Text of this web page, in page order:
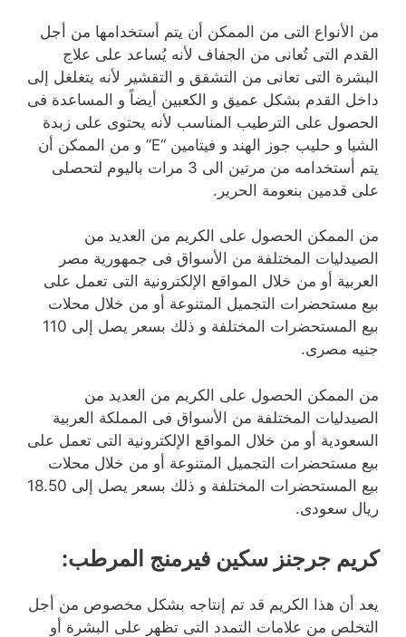
من الأنواع التى من الممكن أن يتم أستخدامها من أجل
القدم التى تُعانى من الجفاف لأنه يُساعد على علاج
البشرة التى تعانى من التشقق و التقشير لأنه يتغلغل إلى
داخل القدم بشكل عميق و الكعبين أيضاً و المساعدة فى
الحصول على الترطيب المناسب لأنه يحتوى على زبدة
الشيا و حليب جوز الهند و فيتامين “E” و من الممكن أن
يتم أستخدامه من مرتين الى 3 مرات باليوم لتحصلى
على قدمين بنعومة الحرير.
من الممكن الحصول على الكريم من العديد من
الصيدليات المختلفة من الأسواق فى جمهورية مصر
العربية أو من خلال المواقع الإلكترونية التى تعمل على
بيع مستحضرات التجميل المتنوعة أو من خلال محلات
بيع المستحضرات المختلفة و ذلك بسعر يصل إلى 110
جنيه مصرى.
من الممكن الحصول على الكريم من العديد من
الصيدليات المختلفة من الأسواق فى المملكة العربية
السعودية أو من خلال المواقع الإلكترونية التى تعمل على
بيع مستحضرات التجميل المتنوعة أو من خلال محلات
بيع المستحضرات المختلفة و ذلك بسعر يصل إلى 18.50
ريال سعودى.
كريم جرجنز سكين فيرمنج المرطب:
يعد أن هذا الكريم قد تم إنتاجه بشكل مخصوص من أجل
التخلص من علامات التمدد التى تظهر على البشرة أو